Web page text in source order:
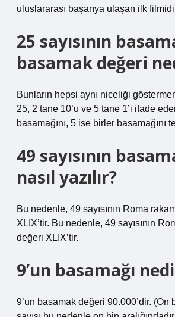
uluslararası başarıya ulaşan ilk
25 sayısının
basamak değeri
Bunların hepsi aynı niceliği
25, 2 tane 10’u ve 5 tane 1’i ifade
basamağını, 5 ise birler basamağını
49 sayısının
nasıl yazılır?
Bu nedenle, 49 sayısının Roma
XLIX’tir. Bu nedenle, 49 sayısının
değeri XLIX’tir.
9’un basamağı
9’un basamak değeri 90.000’dir. (On